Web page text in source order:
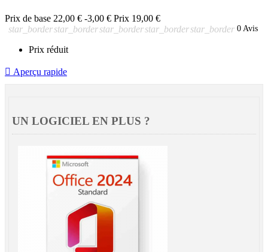
Prix de base 22,00 € -3,00 € Prix 19,00 €
star_borderstar_borderstar_borderstar_borderstar_border 0 Avis
Prix réduit
 Aperçu rapide
UN LOGICIEL EN PLUS ?